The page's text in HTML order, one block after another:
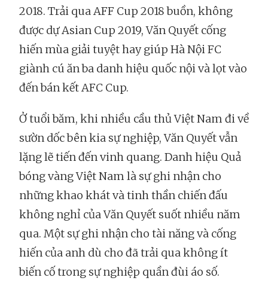
2018. Trải qua AFF Cup 2018 buồn, không
được dự Asian Cup 2019, Văn Quyết cống
hiến mùa giải tuyệt hay giúp Hà Nội FC
giành cú ăn ba danh hiệu quốc nội và lọt vào
đến bán kết AFC Cup.
Ở tuổi băm, khi nhiều cầu thủ Việt Nam đi về
sườn dốc bên kia sự nghiệp, Văn Quyết vẫn
lặng lẽ tiến đến vinh quang. Danh hiệu Quả
bóng vàng Việt Nam là sự ghi nhận cho
những khao khát và tinh thần chiến đấu
không nghỉ của Văn Quyết suốt nhiều năm
qua. Một sự ghi nhận cho tài năng và cống
hiến của anh dù cho đã trải qua không ít
biến cố trong sự nghiệp quần đùi áo số.